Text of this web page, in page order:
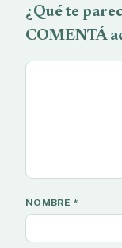
¿Qué te
COMENTÁ
NOMBRE *